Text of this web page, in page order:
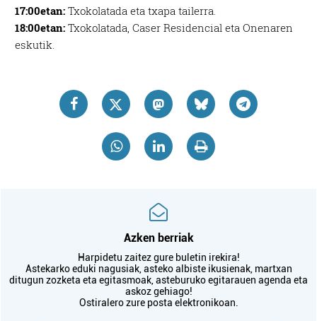
17:00etan:Txokolatada eta txapa tailerra.
18:00etan:Txokolatada, Caser Residencial eta Onenaren
eskutik.
Azken berriak
Harpidetu zaitez gure buletin irekira!
Astekarko eduki nagusiak, asteko albiste ikusienak, martxan
ditugun zozketa eta egitasmoak, asteburuko egitarauen agenda eta
askoz gehiago!
Ostiralero zure posta elektronikoan.